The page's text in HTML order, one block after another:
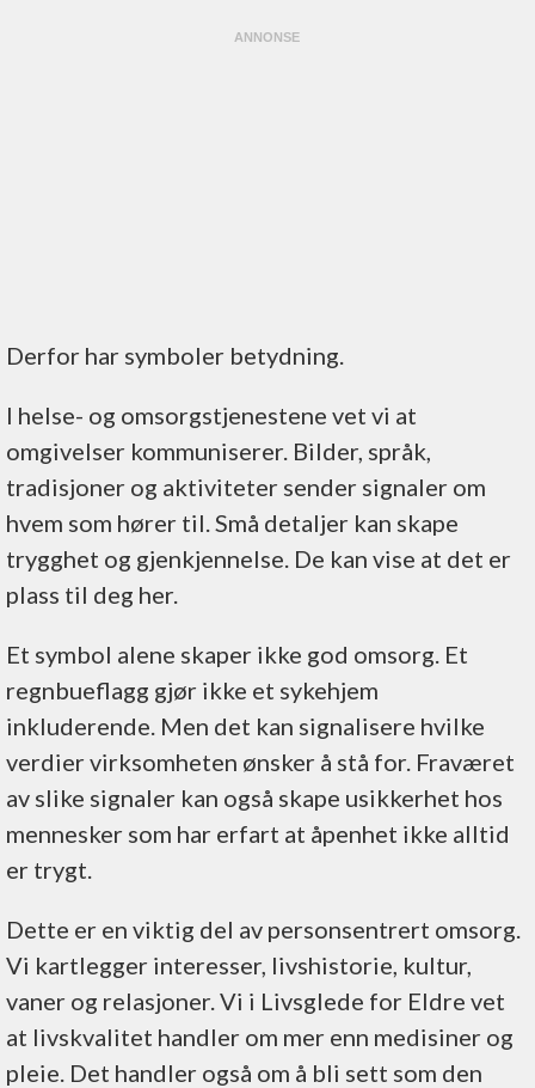
Derfor har symboler betydning.
I helse- og omsorgstjenestene vet vi at
omgivelser kommuniserer. Bilder, språk,
tradisjoner og aktiviteter sender signaler om
hvem som hører til. Små detaljer kan skape
trygghet og gjenkjennelse. De kan vise at det er
plass til deg her.
Et symbol alene skaper ikke god omsorg. Et
regnbueflagg gjør ikke et sykehjem
inkluderende. Men det kan signalisere hvilke
verdier virksomheten ønsker å stå for. Fraværet
av slike signaler kan også skape usikkerhet hos
mennesker som har erfart at åpenhet ikke alltid
er trygt.
Dette er en viktig del av personsentrert omsorg.
Vi kartlegger interesser, livshistorie, kultur,
vaner og relasjoner. Vi i Livsglede for Eldre vet
at livskvalitet handler om mer enn medisiner og
pleie. Det handler også om å bli sett som den